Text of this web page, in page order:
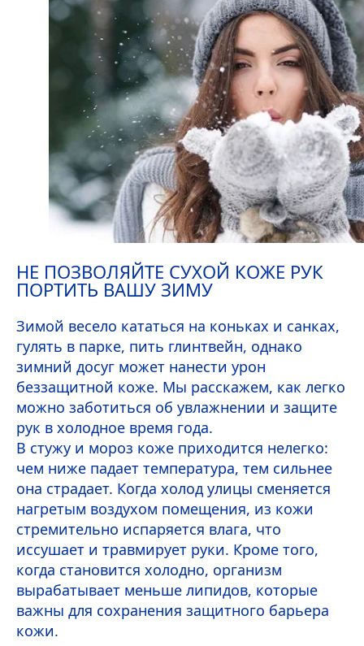
НЕ ПОЗВОЛЯЙТЕ СУХОЙ КОЖЕ РУК
ПОРТИТЬ ВАШУ ЗИМУ
Зимой весело кататься на коньках и санках,
гулять в парке, пить глинтвейн, однако
зимний досуг может нанести урон
беззащитной коже. Мы расскажем, как легко
можно заботиться об увлажнении и защите
рук в холодное время года.
В стужу и мороз коже приходится нелегко:
чем ниже падает температура, тем сильнее
она страдает. Когда холод улицы сменяется
нагретым воздухом помещения, из кожи
стремительно испаряется влага, что
иссушает и травмирует руки. Кроме того,
когда становится холодно, организм
вырабатывает меньше липидов, которые
важны для сохранения защитного барьера
кожи.